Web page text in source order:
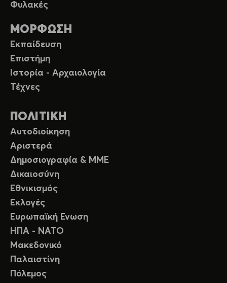
Φυλακές
ΜΟΡΦΩΣΗ
Εκπαίδευση
Επιστήμη
Ιστορία - Αρχαιολογία
Τέχνες
ΠΟΛΙΤΙΚΗ
Αυτοδιοίκηση
Αριστερά
Δημοσιογραφία & ΜΜΕ
Δικαιοσύνη
Εθνικισμός
Εκλογές
Ευρωπαϊκή Ενωση
ΗΠΑ - ΝΑΤΟ
Μακεδονικό
Παλαιστίνη
Πόλεμος